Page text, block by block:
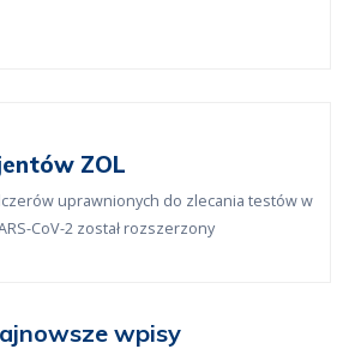
wpisy
ZOL
uprawnionych do zlecania testów w
CoV-2 został rozszerzony